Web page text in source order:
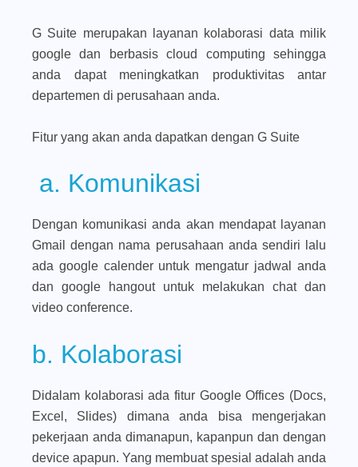
G Suite merupakan layanan kolaborasi data milik
google dan berbasis cloud computing sehingga
anda dapat meningkatkan produktivitas antar
departemen di perusahaan anda.
Fitur yang akan anda dapatkan dengan G Suite
a. Komunikasi
Dengan komunikasi anda akan mendapat layanan
Gmail dengan nama perusahaan anda sendiri lalu
ada google calender untuk mengatur jadwal anda
dan google hangout untuk melakukan chat dan
video conference.
b. Kolaborasi
Didalam kolaborasi ada fitur Google Offices (Docs,
Excel, Slides) dimana anda bisa mengerjakan
pekerjaan anda dimanapun, kapanpun dan dengan
device apapun. Yang membuat spesial adalah anda